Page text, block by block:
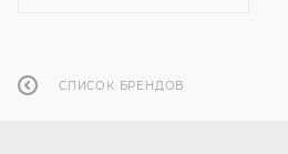
СПИСОК БРЕНДОВ